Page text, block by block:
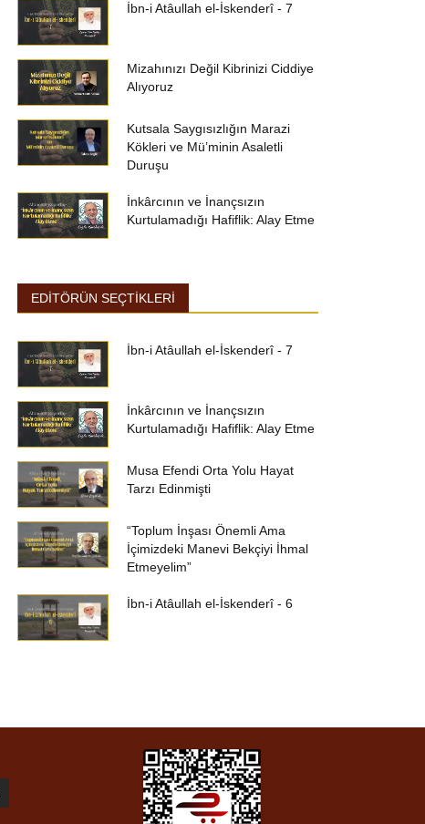
İbn-i Atâullah el-İskenderî - 7
Mizahınızı Değil Kibrinizi Ciddiye
Alıyoruz
Kutsala Saygısızlığın Marazi
Kökleri ve Mü’minin Asaletli
Duruşu
İnkârcının ve İnançsızın
Kurtulamadığı Hafiflik: Alay Etme
EDİTÖRÜN SEÇTİKLERİ
İbn-i Atâullah el-İskenderî - 7
İnkârcının ve İnançsızın
Kurtulamadığı Hafiflik: Alay Etme
Musa Efendi Orta Yolu Hayat
Tarzı Edinmişti
“Toplum İnşası Önemli Ama
İçimizdeki Manevi Bekçiyi İhmal
Etmeyelim”
İbn-i Atâullah el-İskenderî - 6